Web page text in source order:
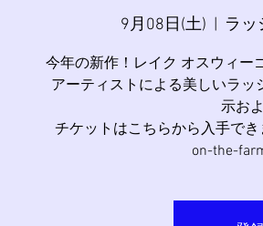
9月08日(土) ラッ
今年の新作！レイク オスウィー
アーティストによる美しいラ
示お
チケットはこちらから入手で